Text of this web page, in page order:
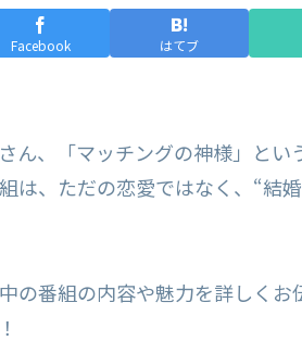
Facebook はてブ
ん、「マッチングの神様」と
は、ただの恋愛ではなく、“結
の番組の内容や魅力を詳しく